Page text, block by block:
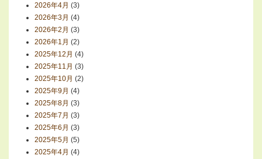
2026年4月 (3)
2026年3月 (4)
2026年2月 (3)
2026年1月 (2)
2025年12月 (4)
2025年11月 (3)
2025年10月 (2)
2025年9月 (4)
2025年8月 (3)
2025年7月 (3)
2025年6月 (3)
2025年5月 (5)
2025年4月 (4)